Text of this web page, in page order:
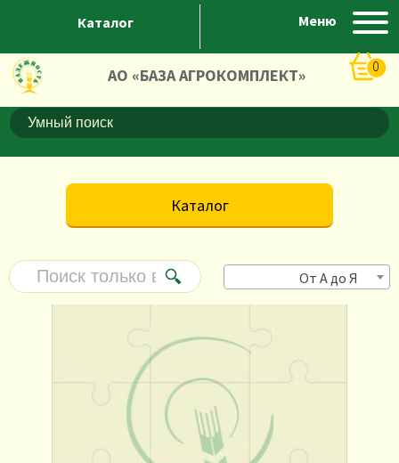
Каталог Меню
АО «БАЗА АГРОКОМПЛЕКТ» 0
Каталог
От А до Я